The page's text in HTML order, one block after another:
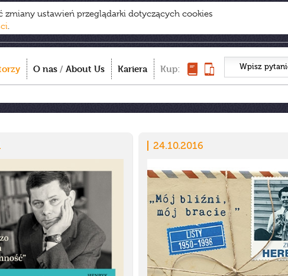
ustawień przeglądarki dotyczących cookies
.
O nas / About Us Kariera Kup:
24.10.2016